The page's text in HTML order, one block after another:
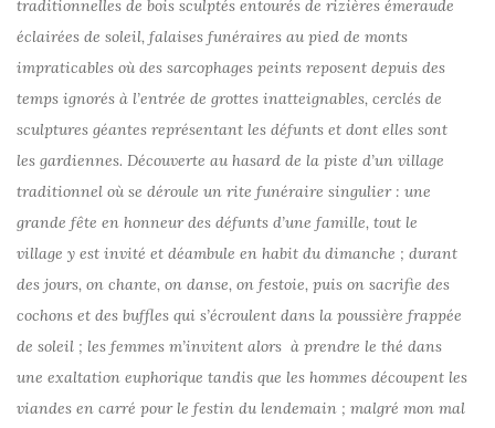
traditionnelles de bois sculptés entourés de rizières émeraude
éclairées de soleil, falaises funéraires au pied de monts
impraticables où des sarcophages peints reposent depuis des
temps ignorés à l’entrée de grottes inatteignables, cerclés de
sculptures géantes représentant les défunts et dont elles sont
les gardiennes. Découverte au hasard de la piste d’un village
traditionnel où se déroule un rite funéraire singulier : une
grande fête en honneur des défunts d’une famille, tout le
village y est invité et déambule en habit du dimanche ; durant
des jours, on chante, on danse, on festoie, puis on sacrifie des
cochons et des buffles qui s’écroulent dans la poussière frappée
de soleil ; les femmes m’invitent alors à prendre le thé dans
une exaltation euphorique tandis que les hommes découpent les
viandes en carré pour le festin du lendemain ; malgré mon mal